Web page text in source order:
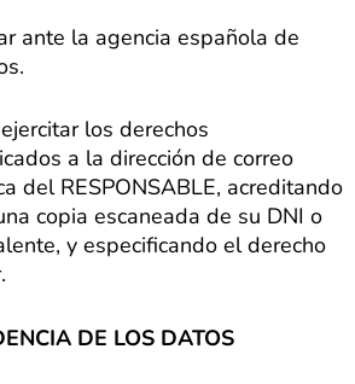
ante la agencia española de
los derechos
a la dirección de correo
del RESPONSABLE, acreditando
copia escaneada de su DNI o
y especificando el derecho
DE LOS DATOS